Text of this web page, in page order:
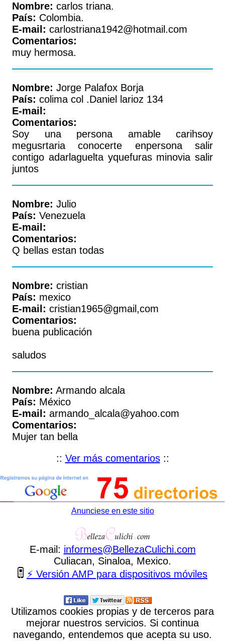
Nombre: carlos triana.
País: Colombia.
E-mail: carlostriana1942@hotmail.com
Comentarios:
muy hermosa.
Nombre: Jorge Palafox Borja
País: colima col .Daniel larioz 134
E-mail:
Comentarios:
Soy una persona amable carihsoy
megusrtaria conocerte enpersona salir
contigo adarlaguelta yquefuras minovia salir
juntos
Nombre: Julio
País: Venezuela
E-mail:
Comentarios:
Q bellas estan todas
Nombre: cristian
País: mexico
E-mail: cristian1965@gmail,com
Comentarios:
buena publicación
saludos
Nombre: Armando alcala
País: México
E-mail: armando_alcala@yahoo.com
Comentarios:
Mujer tan bella
:: Ver más comentarios::
Anunciese en este sitio
E-mail: informes@BellezaCulichi.com
Culiacan, Sinaloa, Mexico.
⚡ Versión AMP para dispositivos móviles
Utilizamos cookies propias y de terceros para
mejorar nuestros servicios. Si continua
navegando, entendemos que acepta su uso.